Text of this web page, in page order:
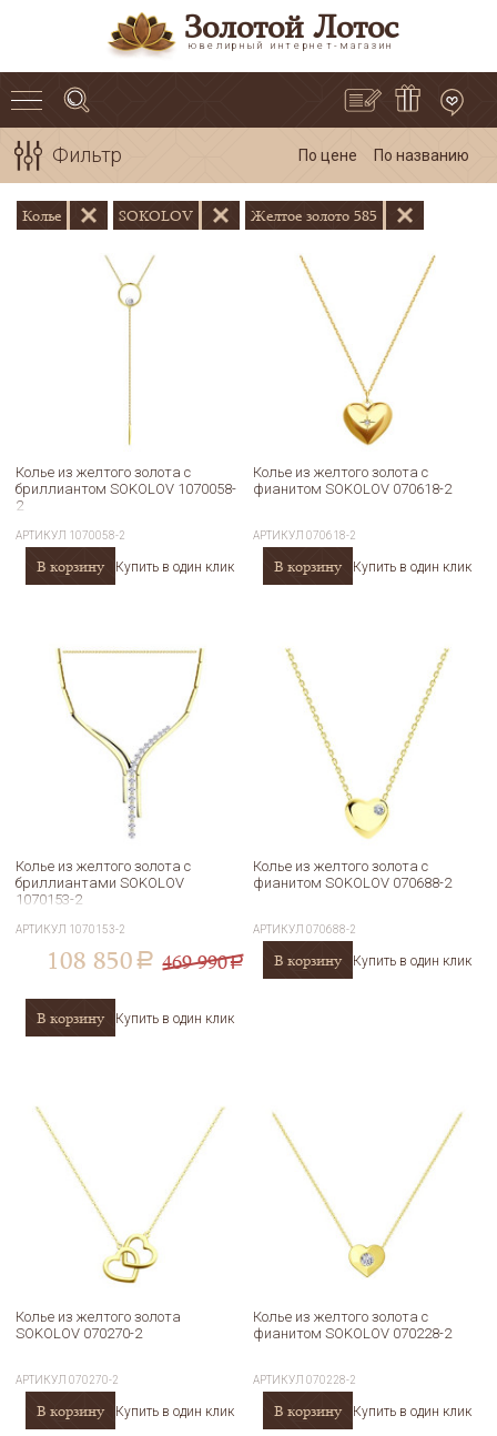
Золотой Лотос
ювелирный интернет-магазин
Фильтр По цене По названию
Колье SOKOLOV Желтое золото 585
Колье из желтого золота с
бриллиантом SOKOLOV 1070058-
2
АРТИКУЛ 1070058-2
В корзину Купить в один клик
Колье из желтого золота с
фианитом SOKOLOV 070618-2
АРТИКУЛ070618-2
В корзину Купить в один клик
Колье из желтого золота с
бриллиантами SOKOLOV
1070153-2
АРТИКУЛ 1070153-2
108 850 a 469 990a
В корзину Купить в один клик
Колье из желтого золота с
фианитом SOKOLOV 070688-2
АРТИКУЛ070688-2
В корзину Купить в один клик
Колье из желтого золота
SOKOLOV 070270-2
АРТИКУЛ070270-2
В корзину Купить в один клик
Колье из желтого золота с
фианитом SOKOLOV 070228-2
АРТИКУЛ070228-2
В корзину Купить в один клик